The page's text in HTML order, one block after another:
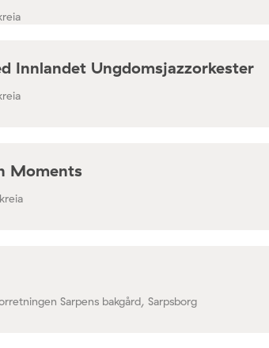
Innlandet Ungdomsjazzorkester
Moments
Sarpens bakgård, Sarpsborg